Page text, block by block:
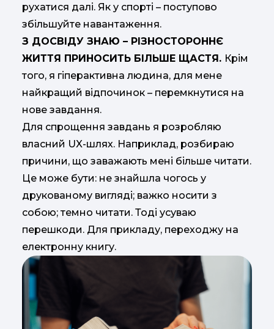
рухатися далі. Як у спорті – поступово
збільшуйте навантаження.
З ДОСВІДУ ЗНАЮ – РІЗНОСТОРОННЄ
ЖИТТЯ ПРИНОСИТЬ БІЛЬШЕ ЩАСТЯ. Крім
того, я гіперактивна людина, для мене
найкращий відпочинок – перемкнутися на
нове завдання.
Для спрощення завдань я розробляю
власний UX-шлях. Наприклад, розбираю
причини, що заважають мені більше читати.
Це може бути: не знайшла чогось у
друкованому вигляді; важко носити з
собою; темно читати. Тоді усуваю
перешкоди. Для прикладу, переходжу на
електронну книгу.